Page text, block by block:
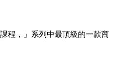
程，」系列中最頂級的一款商